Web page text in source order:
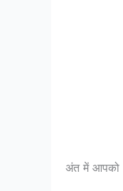
अंत में आपको